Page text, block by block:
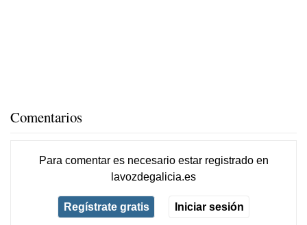
Comentarios
Para comentar es necesario estar registradoen
lavozdegalicia.es
Regístrate gratis Iniciar sesión